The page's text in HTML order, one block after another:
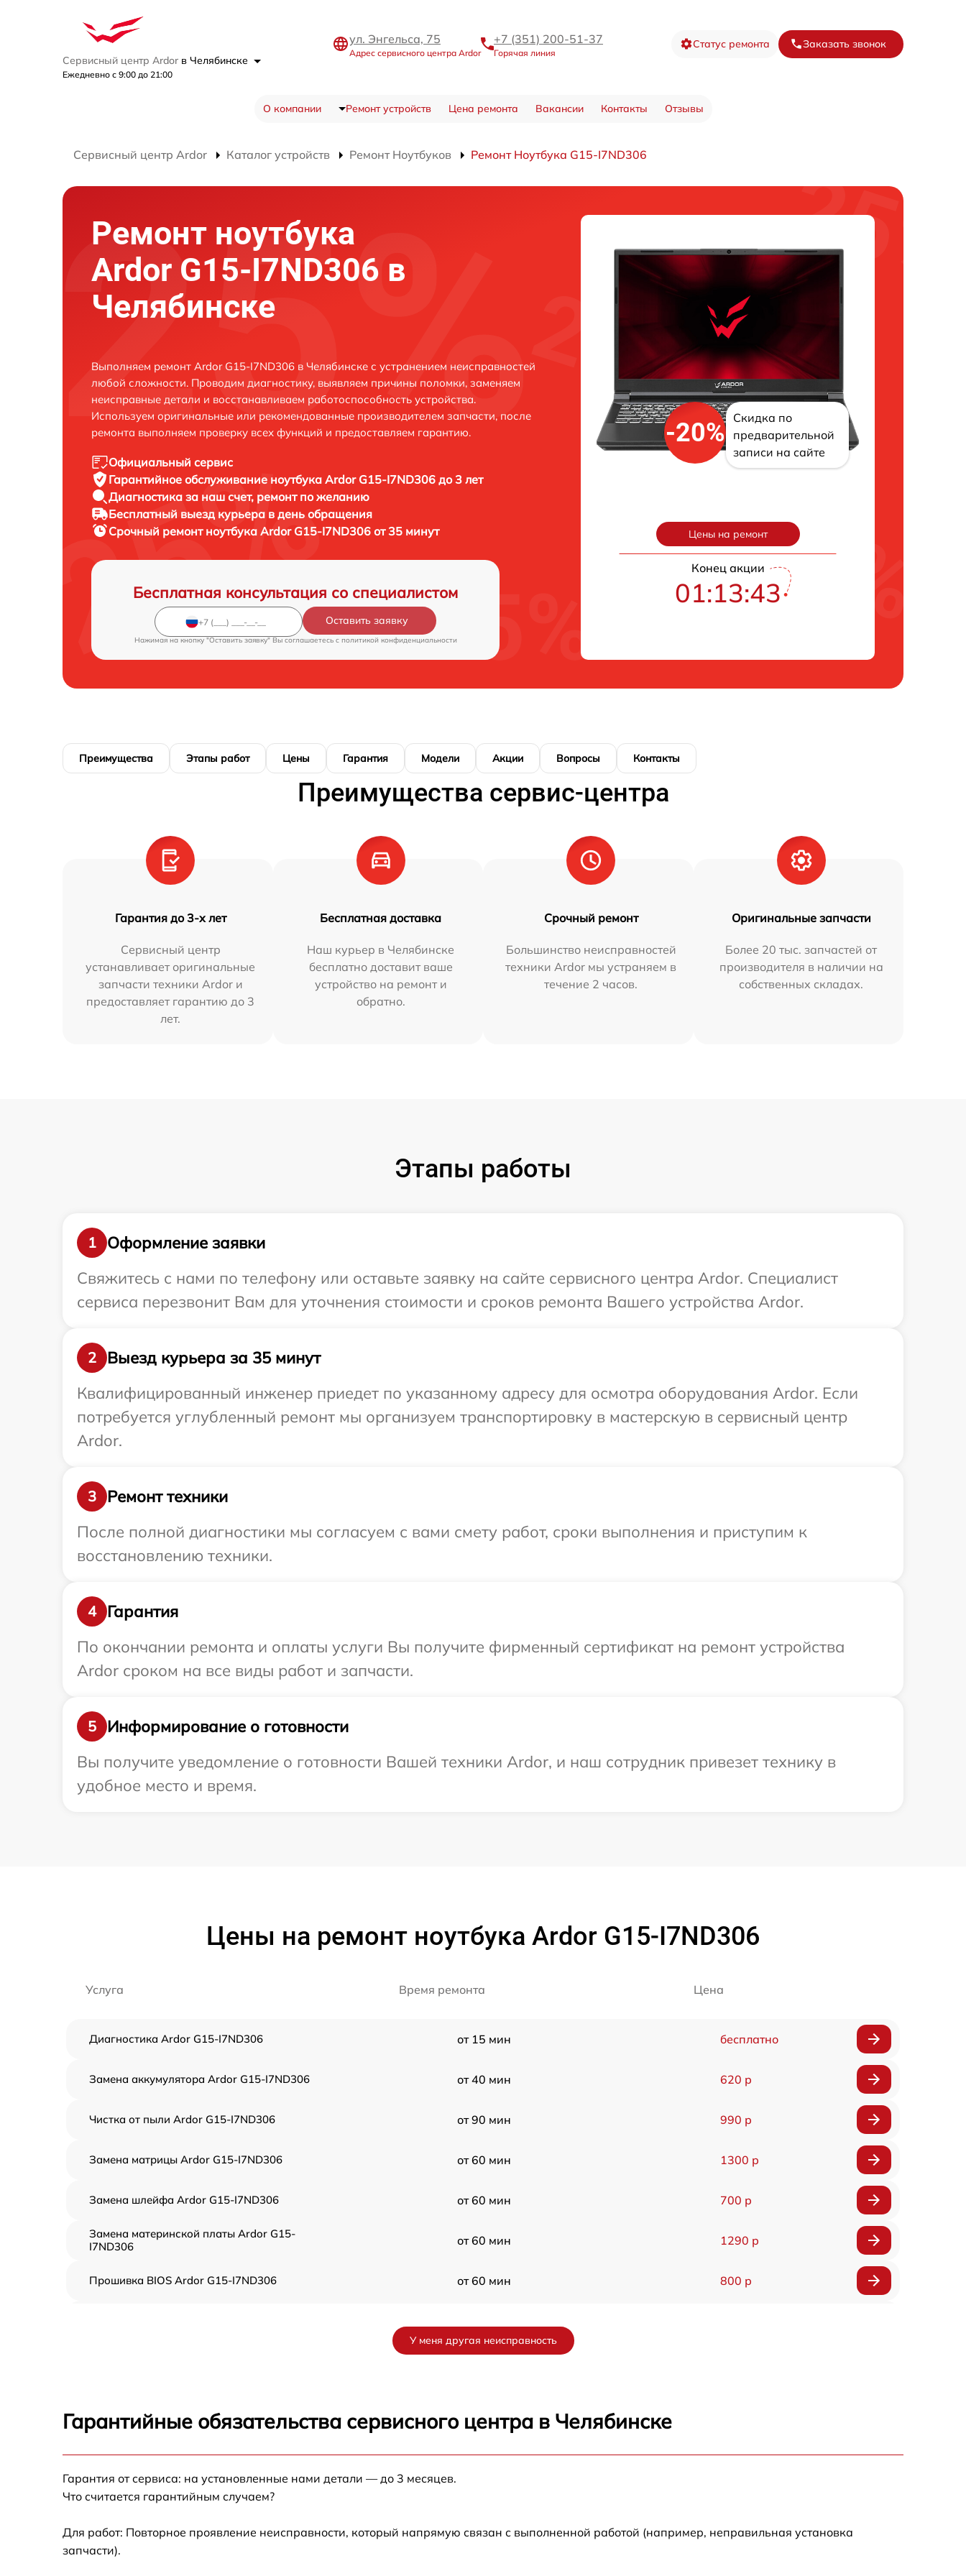
Сервисный центр Ardor в Челябинске
Ежедневно с 9:00 до 21:00
ул. Энгельса, 75
Адрес сервисного центра Ardor
+7 (351) 200-51-37
Горячая линия
Статус ремонта Заказать звонок
О компании Ремонт устройств Цена ремонта Вакансии Контакты Отзывы
Сервисный центр Ardor Каталог устройств Ремонт Ноутбуков Ремонт Ноутбука G15-I7ND306
Ремонт ноутбука
Ardor G15-I7ND306 в
Челябинске
Выполняем ремонт Ardor G15-I7ND306 в Челябинске с устранением неисправностей
любой сложности. Проводим диагностику, выявляем причины поломки, заменяем
неисправные детали и восстанавливаем работоспособность устройства.
Используем оригинальные или рекомендованные производителем запчасти, после
ремонта выполняем проверку всех функций и предоставляем гарантию.
Официальный сервис
Гарантийное обслуживание ноутбука Ardor G15-I7ND306 до 3 лет
Диагностика за наш счет, ремонт по желанию
Бесплатный выезд курьера в день обращения
Срочный ремонт ноутбука Ardor G15-I7ND306 от 35 минут
Бесплатная консультация со специалистом
Оставить заявку
Нажимая на кнопку "Оставить заявку" Вы соглашаетесь c политикой конфиденциальности
-20%
Скидка по
предварительной
записи на сайте
Цены на ремонт
Конец акции
01:13:42
Преимущества Этапы работ Цены Гарантия Модели Акции Вопросы Контакты
Преимущества сервис-центра
Гарантия до 3-х лет
Сервисный центр
устанавливает оригинальные
запчасти техники Ardor и
предоставляет гарантию до 3
лет.
Бесплатная доставка
Наш курьер в Челябинске
бесплатно доставит ваше
устройство на ремонт и
обратно.
Срочный ремонт
Большинство неисправностей
техники Ardor мы устраняем в
течение 2 часов.
Оригинальные запчасти
Более 20 тыс. запчастей от
производителя в наличии на
собственных складах.
Этапы работы
1
Оформление заявки
Свяжитесь с нами по телефону или оставьте заявку на сайте сервисного центра Ardor. Специалист
сервиса перезвонит Вам для уточнения стоимости и сроков ремонта Вашего устройства Ardor.
2
Выезд курьера за 35 минут
Квалифицированный инженер приедет по указанному адресу для осмотра оборудования Ardor. Если
потребуется углубленный ремонт мы организуем транспортировку в мастерскую в сервисный центр
Ardor.
3
Ремонт техники
После полной диагностики мы согласуем с вами смету работ, сроки выполнения и приступим к
восстановлению техники.
4
Гарантия
По окончании ремонта и оплаты услуги Вы получите фирменный сертификат на ремонт устройства
Ardor сроком на все виды работ и запчасти.
5
Информирование о готовности
Вы получите уведомление о готовности Вашей техники Ardor, и наш сотрудник привезет технику в
удобное место и время.
Цены на ремонт ноутбука Ardor G15-I7ND306
Услуга Время ремонта Цена
Диагностика Ardor G15-I7ND306 от 15 мин бесплатно
Замена аккумулятора Ardor G15-I7ND306 от 40 мин 620 р
Чистка от пыли Ardor G15-I7ND306 от 90 мин 990 р
Замена матрицы Ardor G15-I7ND306 от 60 мин 1300 р
Замена шлейфа Ardor G15-I7ND306 от 60 мин 700 р
Замена материнской платы Ardor G15-
I7ND306
от 60 мин 1290 р
Прошивка BIOS Ardor G15-I7ND306 от 60 мин 800 р
Замена USB порта Ardor G15-I7ND306
G15-I7ND306
Замена разъёмов (HDMI, DVI, Дисплей
У меня другая неисправность
Гарантийные обязательства сервисного центра в Челябинске
Гарантия от сервиса: на установленные нами детали — до 3 месяцев.
Что считается гарантийным случаем?
Для работ: Повторное проявление неисправности, который напрямую связан с выполненной работой (например, неправильная установка
запчасти).